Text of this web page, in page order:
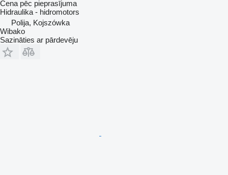
Cena pēc pieprasījuma
Hidraulika - hidromotors
Polija, Kojszówka
Wibako
Sazināties ar pārdevēju